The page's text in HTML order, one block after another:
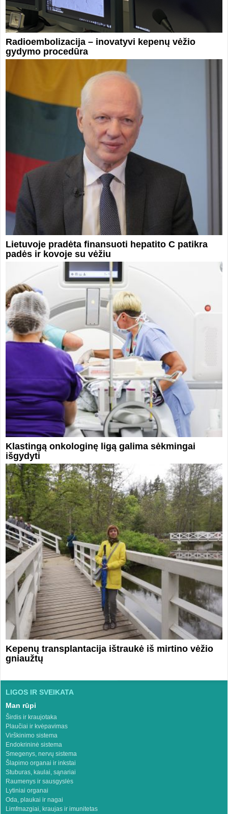
Radioembolizacija – inovatyvi kepenų vėžio
gydymo procedūra
Lietuvoje pradėta finansuoti hepatito C patikra
padės ir kovoje su vėžiu
Klastingą onkologinę ligą galima sėkmingai
išgydyti
Kepenų transplantacija ištraukė iš mirtino vėžio
gniaužtų
LIGOS IR SVEIKATA
Man rūpi
Širdis ir kraujotaka
Plaučiai ir kvėpavimas
Virškinimo sistema
Endokrininė sistema
Smegenys, nervų sistema
Šlapimo organai ir inkstai
Stuburas, kaulai, sąnariai
Raumenys ir sausgyslės
Lytiniai organai
Oda, plaukai ir nagai
Limfmazgiai, kraujas ir imunitetas